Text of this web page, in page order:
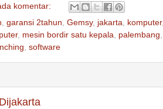
komentar:
garansi 2tahun Gemsy, jakarta komputer,
, mesin bordir satu kepala palembang
software